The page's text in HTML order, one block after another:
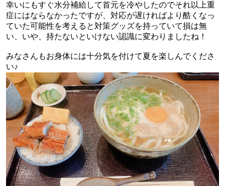
幸いにもすぐ水分補給して首元を冷やしたのでそれ以上重
症にはならなかったですが、対応が遅ければより酷くなっ
ていた可能性を考えると対策グッズを持っていて損は無
い、いや、持たないといけない認識に変わりましたね！
みなさんもお身体には十分気を付けて夏を楽しんでくださ
い♪